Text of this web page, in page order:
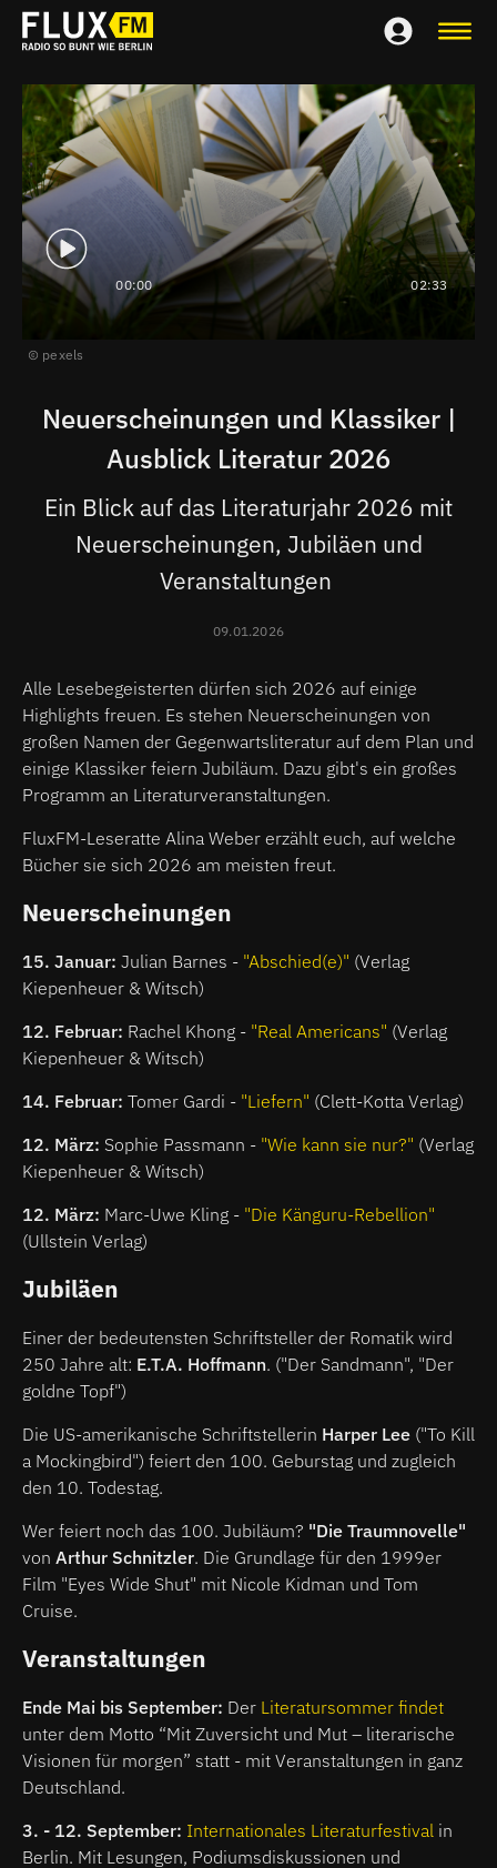
00:00 02:33
pexels
Neuerscheinungen und Klassiker |
Ausblick Literatur 2026
Ein Blick auf das Literaturjahr 2026 mit
Neuerscheinungen, Jubiläen und
Veranstaltungen
09.01.2026
Alle Lesebegeisterten dürfen sich 2026 auf einige
Highlights freuen. Es stehen Neuerscheinungen von
großen Namen der Gegenwartsliteratur auf dem Plan und
einige Klassiker feiern Jubiläum. Dazu gibt's ein großes
Programm an Literaturveranstaltungen.
FluxFM-Leseratte Alina Weber erzählt euch, auf welche
Bücher sie sich 2026 am meisten freut.
Neuerscheinungen
15. Januar: Julian Barnes - "Abschied(e)" (Verlag
Kiepenheuer & Witsch)
12. Februar: Rachel Khong - "Real Americans" (Verlag
Kiepenheuer & Witsch)
14. Februar: Tomer Gardi - "Liefern" (Clett-Kotta Verlag)
12. März: Sophie Passmann - "Wie kann sie nur?" (Verlag
Kiepenheuer & Witsch)
12. März: Marc-Uwe Kling - "Die Känguru-Rebellion"
(Ullstein Verlag)
Jubiläen
Einer der bedeutensten Schriftsteller der Romatik wird
250 Jahre alt: E.T.A. Hoffmann. ("Der Sandmann", "Der
goldne Topf")
Die US-amerikanische Schriftstellerin Harper Lee ("To Kill
a Mockingbird") feiert den 100. Geburstag und zugleich
den 10. Todestag.
Wer feiert noch das 100. Jubiläum? "Die Traumnovelle"
von Arthur Schnitzler. Die Grundlage für den 1999er
Film "Eyes Wide Shut" mit Nicole Kidman und Tom
Cruise.
Veranstaltungen
Ende Mai bis September: Der Literatursommer findet
unter dem Motto “Mit Zuversicht und Mut – literarische
Visionen für morgen” statt - mit Veranstaltungen in ganz
Deutschland.
3. - 12. September: Internationales Literaturfestival in
Berlin. Mit Lesungen, Podiumsdiskussionen und